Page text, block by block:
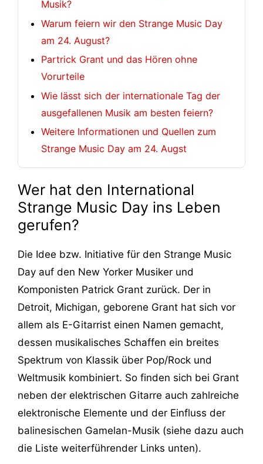
Musik?
Warum feiern wir den Strange Music Day
am 24. August?
Partrick Grant und das Hören ohne
Vorurteile
Wie lässt sich der internationale Tag der
ausgefallenen Musik am besten feiern?
Weitere Informationen und Quellen zum
Strange Music Day am 24. Augst
Wer hat den International
Strange Music Day ins Leben
gerufen?
Die Idee bzw. Initiative für den Strange Music
Day auf den New Yorker Musiker und
Komponisten Patrick Grant zurück. Der in
Detroit, Michigan, geborene Grant hat sich vor
allem als E-Gitarrist einen Namen gemacht,
dessen musikalisches Schaffen ein breites
Spektrum von Klassik über Pop/Rock und
Weltmusik kombiniert. So finden sich bei Grant
neben der elektrischen Gitarre auch zahlreiche
elektronische Elemente und der Einfluss der
balinesischen Gamelan-Musik (siehe dazu auch
die Liste weiterführender Links unten).